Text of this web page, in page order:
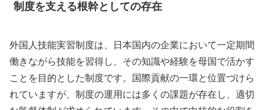
制度を支える根幹としての存在
外国人技能実習制度は、日本国内の企業において一定期間
働きながら技能を習得し、その知識や経験を母国で活かす
ことを目的とした制度です。国際貢献の一環と位置づけら
れていますが、制度の運用には多くの課題が存在し、適切